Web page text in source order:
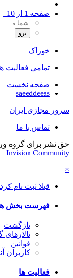
صفحه 1 از 10
خوراک
تمامی فعالیت
صفحه نخست
saeeddeeas
سرور مجازی ایران
تماس با ما
حق نشر برای گروه
Invision Community
×
قبلا ثبت نام
فهرست بخش
بازگشت
تالارهای
قوانین
کاربران
فعالیت ها